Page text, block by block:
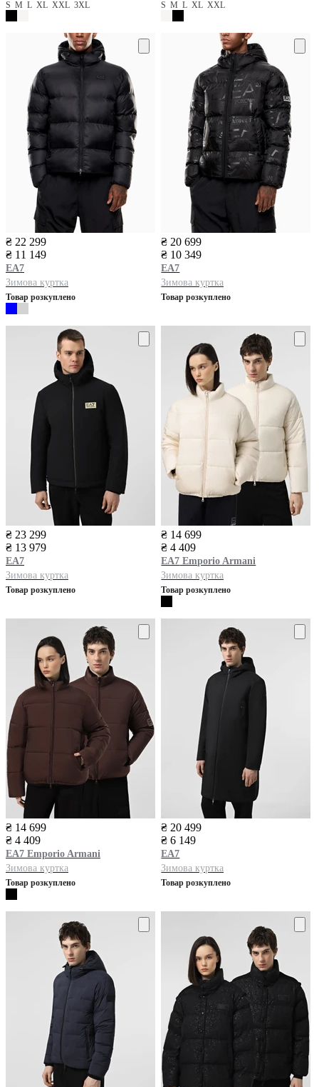
S M L XL XXL 3XL SMLXLXXL
₴ 22 299
₴ 11 149
EA7
Зимова куртка
Товар розкуплено
₴ 20 699
₴ 10 349
EA7
Зимова куртка
Товар розкуплено
₴ 23 299
₴ 13 979
EA7
Зимова куртка
Товар розкуплено
₴ 14 699
₴ 4 409
EA7 Emporio Armani
Зимова куртка
Товар розкуплено
₴ 14 699
₴ 4 409
EA7 Emporio Armani
Зимова куртка
Товар розкуплено
₴ 20 499
₴ 6 149
EA7
Зимова куртка
Товар розкуплено